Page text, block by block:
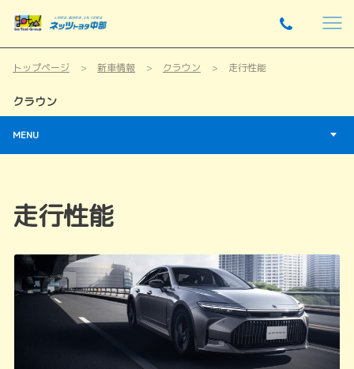
トップページ 新車情報 クラウン 走行性能
クラウン
MENU
走行性能